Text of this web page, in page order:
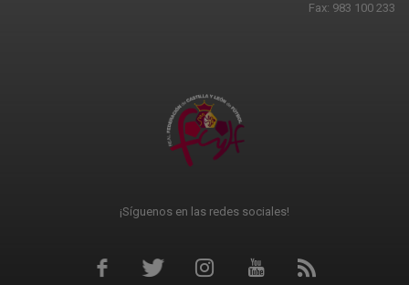
Fax: 983 100 233
¡Síguenos en las redes sociales!